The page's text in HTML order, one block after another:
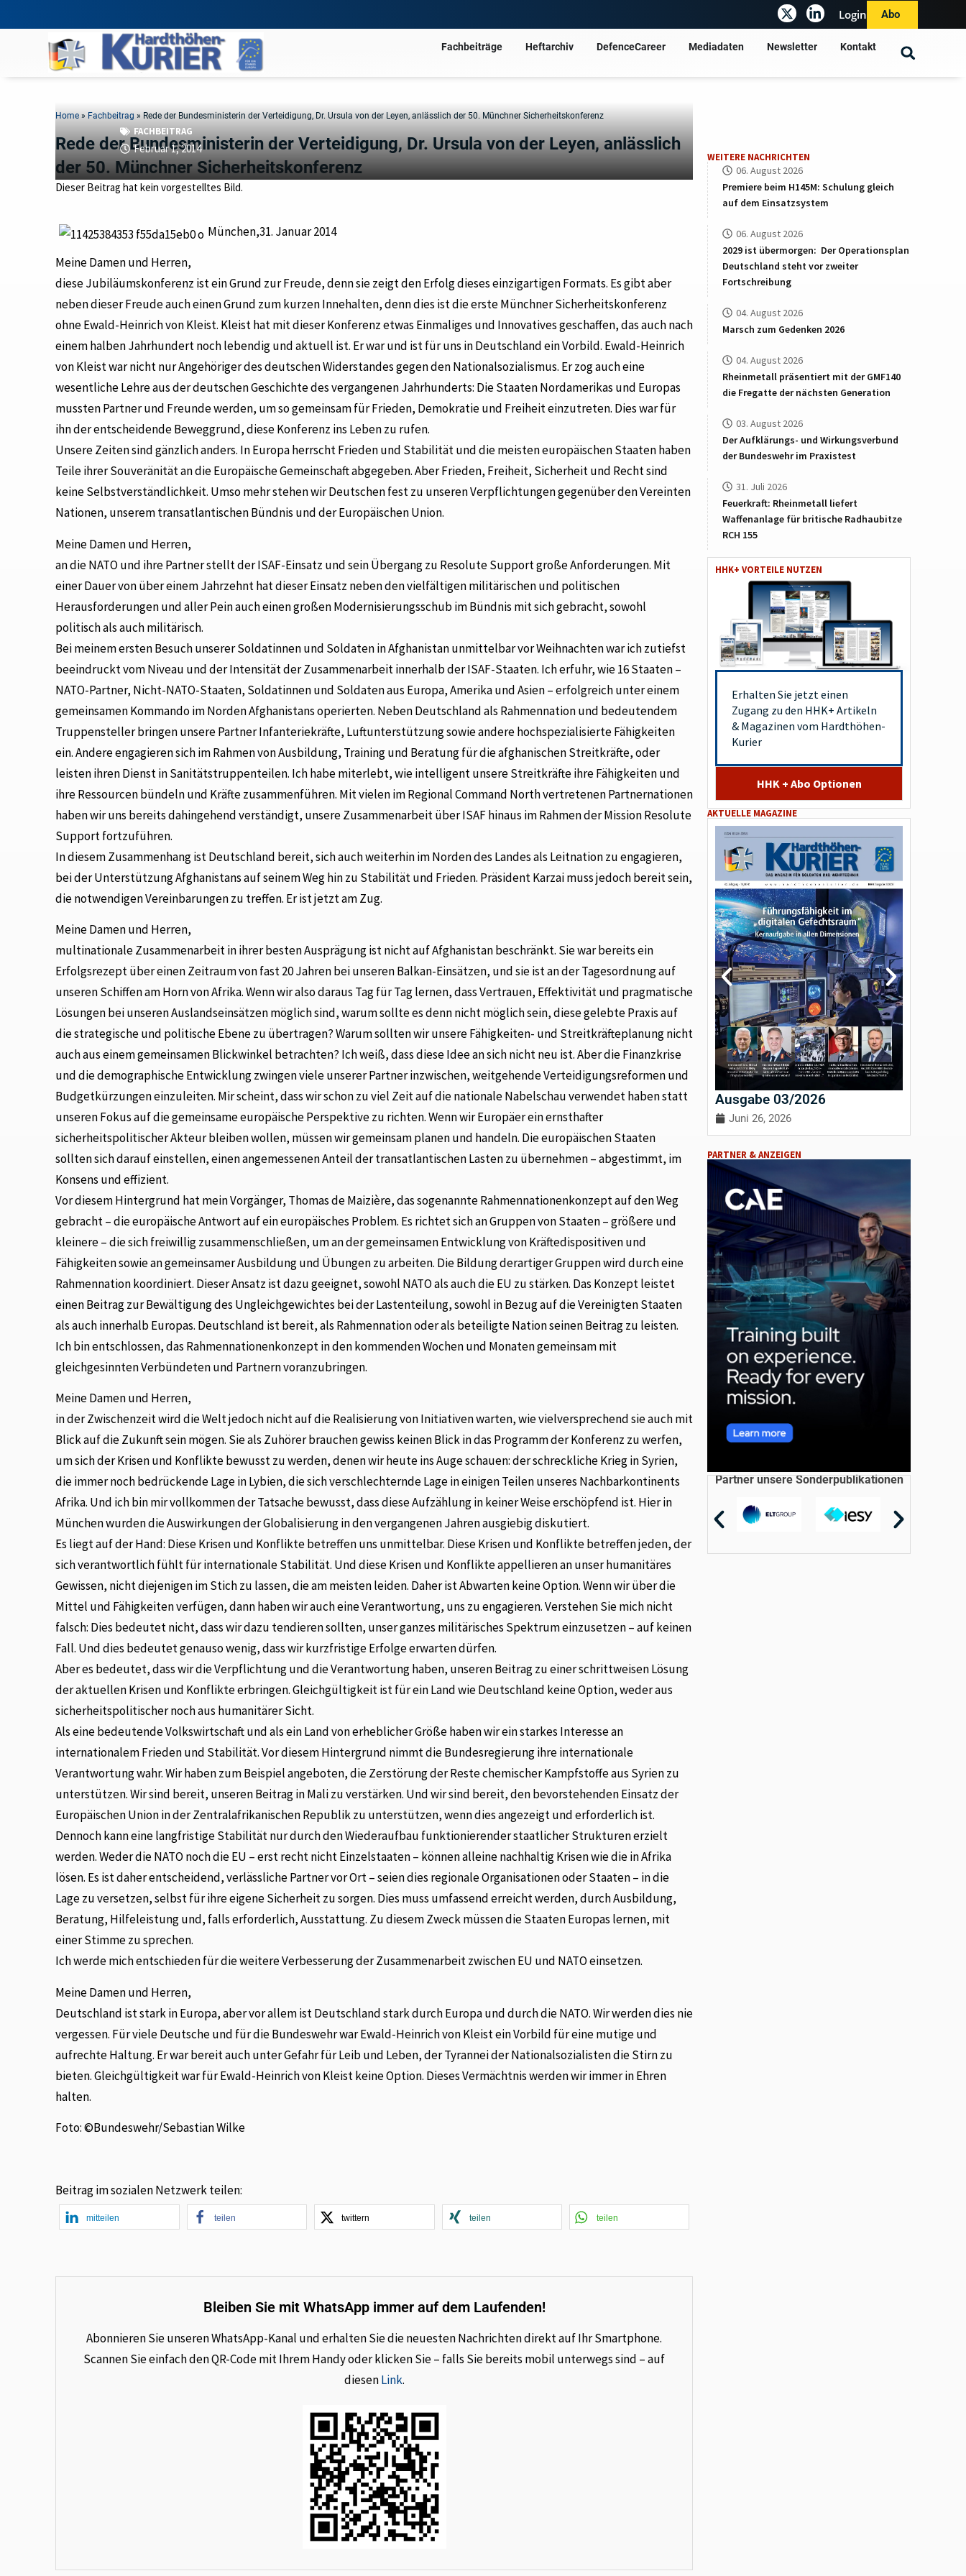
Login Abo
Fachbeiträge Heftarchiv DefenceCareer Mediadaten Newsletter Kontakt
Home » Fachbeitrag » Rede der Bundesministerin der Verteidigung, Dr. Ursula von der Leyen, anlässlich der 50. Münchner Sicherheitskonferenz
Rede der Bundesministerin der Verteidigung, Dr. Ursula von der Leyen, anlässlich
der 50. Münchner Sicherheitskonferenz
FACHBEITRAG
Februar 1, 2014
Dieser Beitrag hat kein vorgestelltes Bild.
München,31. Januar 2014
Meine Damen und Herren,
diese Jubiläumskonferenz ist ein Grund zur Freude, denn sie zeigt den Erfolg dieses einzigartigen Formats. Es gibt aber
neben dieser Freude auch einen Grund zum kurzen Innehalten, denn dies ist die erste Münchner Sicherheitskonferenz
ohne Ewald-Heinrich von Kleist. Kleist hat mit dieser Konferenz etwas Einmaliges und Innovatives geschaffen, das auch nach
einem halben Jahrhundert noch lebendig und aktuell ist. Er war und ist für uns in Deutschland ein Vorbild. Ewald-Heinrich
von Kleist war nicht nur Angehöriger des deutschen Widerstandes gegen den Nationalsozialismus. Er zog auch eine
wesentliche Lehre aus der deutschen Geschichte des vergangenen Jahrhunderts: Die Staaten Nordamerikas und Europas
mussten Partner und Freunde werden, um so gemeinsam für Frieden, Demokratie und Freiheit einzutreten. Dies war für
ihn der entscheidende Beweggrund, diese Konferenz ins Leben zu rufen.
Unsere Zeiten sind gänzlich anders. In Europa herrscht Frieden und Stabilität und die meisten europäischen Staaten haben
Teile ihrer Souveränität an die Europäische Gemeinschaft abgegeben. Aber Frieden, Freiheit, Sicherheit und Recht sind
keine Selbstverständlichkeit. Umso mehr stehen wir Deutschen fest zu unseren Verpflichtungen gegenüber den Vereinten
Nationen, unserem transatlantischen Bündnis und der Europäischen Union.
Meine Damen und Herren,
an die NATO und ihre Partner stellt der ISAF-Einsatz und sein Übergang zu Resolute Support große Anforderungen. Mit
einer Dauer von über einem Jahrzehnt hat dieser Einsatz neben den vielfältigen militärischen und politischen
Herausforderungen und aller Pein auch einen großen Modernisierungsschub im Bündnis mit sich gebracht, sowohl
politisch als auch militärisch.
Bei meinem ersten Besuch unserer Soldatinnen und Soldaten in Afghanistan unmittelbar vor Weihnachten war ich zutiefst
beeindruckt vom Niveau und der Intensität der Zusammenarbeit innerhalb der ISAF-Staaten. Ich erfuhr, wie 16 Staaten –
NATO-Partner, Nicht-NATO-Staaten, Soldatinnen und Soldaten aus Europa, Amerika und Asien – erfolgreich unter einem
gemeinsamen Kommando im Norden Afghanistans operierten. Neben Deutschland als Rahmennation und bedeutendem
Truppensteller bringen unsere Partner Infanteriekräfte, Luftunterstützung sowie andere hochspezialisierte Fähigkeiten
ein. Andere engagieren sich im Rahmen von Ausbildung, Training und Beratung für die afghanischen Streitkräfte, oder
leisten ihren Dienst in Sanitätstruppenteilen. Ich habe miterlebt, wie intelligent unsere Streitkräfte ihre Fähigkeiten und
ihre Ressourcen bündeln und Kräfte zusammenführen. Mit vielen im Regional Command North vertretenen Partnernationen
haben wir uns bereits dahingehend verständigt, unsere Zusammenarbeit über ISAF hinaus im Rahmen der Mission Resolute
Support fortzuführen.
In diesem Zusammenhang ist Deutschland bereit, sich auch weiterhin im Norden des Landes als Leitnation zu engagieren,
bei der Unterstützung Afghanistans auf seinem Weg hin zu Stabilität und Frieden. Präsident Karzai muss jedoch bereit sein,
die notwendigen Vereinbarungen zu treffen. Er ist jetzt am Zug.
Meine Damen und Herren,
multinationale Zusammenarbeit in ihrer besten Ausprägung ist nicht auf Afghanistan beschränkt. Sie war bereits ein
Erfolgsrezept über einen Zeitraum von fast 20 Jahren bei unseren Balkan-Einsätzen, und sie ist an der Tagesordnung auf
unseren Schiffen am Horn von Afrika. Wenn wir also daraus Tag für Tag lernen, dass Vertrauen, Effektivität und pragmatische
Lösungen bei unseren Auslandseinsätzen möglich sind, warum sollte es denn nicht möglich sein, diese gelebte Praxis auf
die strategische und politische Ebene zu übertragen? Warum sollten wir unsere Fähigkeiten- und Streitkräfteplanung nicht
auch aus einem gemeinsamen Blickwinkel betrachten? Ich weiß, dass diese Idee an sich nicht neu ist. Aber die Finanzkrise
und die demographische Entwicklung zwingen viele unserer Partner inzwischen, weitgehende Verteidigungsreformen und
Budgetkürzungen einzuleiten. Mir scheint, dass wir schon zu viel Zeit auf die nationale Nabelschau verwendet haben statt
unseren Fokus auf die gemeinsame europäische Perspektive zu richten. Wenn wir Europäer ein ernsthafter
sicherheitspolitischer Akteur bleiben wollen, müssen wir gemeinsam planen und handeln. Die europäischen Staaten
sollten sich darauf einstellen, einen angemessenen Anteil der transatlantischen Lasten zu übernehmen – abgestimmt, im
Konsens und effizient.
Vor diesem Hintergrund hat mein Vorgänger, Thomas de Maizière, das sogenannte Rahmennationenkonzept auf den Weg
gebracht – die europäische Antwort auf ein europäisches Problem. Es richtet sich an Gruppen von Staaten – größere und
kleinere – die sich freiwillig zusammenschließen, um an der gemeinsamen Entwicklung von Kräftedispositiven und
Fähigkeiten sowie an gemeinsamer Ausbildung und Übungen zu arbeiten. Die Bildung derartiger Gruppen wird durch eine
Rahmennation koordiniert. Dieser Ansatz ist dazu geeignet, sowohl NATO als auch die EU zu stärken. Das Konzept leistet
einen Beitrag zur Bewältigung des Ungleichgewichtes bei der Lastenteilung, sowohl in Bezug auf die Vereinigten Staaten
als auch innerhalb Europas. Deutschland ist bereit, als Rahmennation oder als beteiligte Nation seinen Beitrag zu leisten.
Ich bin entschlossen, das Rahmennationenkonzept in den kommenden Wochen und Monaten gemeinsam mit
gleichgesinnten Verbündeten und Partnern voranzubringen.
Meine Damen und Herren,
in der Zwischenzeit wird die Welt jedoch nicht auf die Realisierung von Initiativen warten, wie vielversprechend sie auch mit
Blick auf die Zukunft sein mögen. Sie als Zuhörer brauchen gewiss keinen Blick in das Programm der Konferenz zu werfen,
um sich der Krisen und Konflikte bewusst zu werden, denen wir heute ins Auge schauen: der schreckliche Krieg in Syrien,
die immer noch bedrückende Lage in Lybien, die sich verschlechternde Lage in einigen Teilen unseres Nachbarkontinents
Afrika. Und ich bin mir vollkommen der Tatsache bewusst, dass diese Aufzählung in keiner Weise erschöpfend ist. Hier in
München wurden die Auswirkungen der Globalisierung in den vergangenen Jahren ausgiebig diskutiert.
Es liegt auf der Hand: Diese Krisen und Konflikte betreffen uns unmittelbar. Diese Krisen und Konflikte betreffen jeden, der
sich verantwortlich fühlt für internationale Stabilität. Und diese Krisen und Konflikte appellieren an unser humanitäres
Gewissen, nicht diejenigen im Stich zu lassen, die am meisten leiden. Daher ist Abwarten keine Option. Wenn wir über die
Mittel und Fähigkeiten verfügen, dann haben wir auch eine Verantwortung, uns zu engagieren. Verstehen Sie mich nicht
falsch: Dies bedeutet nicht, dass wir dazu tendieren sollten, unser ganzes militärisches Spektrum einzusetzen – auf keinen
Fall. Und dies bedeutet genauso wenig, dass wir kurzfristige Erfolge erwarten dürfen.
Aber es bedeutet, dass wir die Verpflichtung und die Verantwortung haben, unseren Beitrag zu einer schrittweisen Lösung
der aktuellen Krisen und Konflikte erbringen. Gleichgültigkeit ist für ein Land wie Deutschland keine Option, weder aus
sicherheitspolitischer noch aus humanitärer Sicht.
Als eine bedeutende Volkswirtschaft und als ein Land von erheblicher Größe haben wir ein starkes Interesse an
internationalem Frieden und Stabilität. Vor diesem Hintergrund nimmt die Bundesregierung ihre internationale
Verantwortung wahr. Wir haben zum Beispiel angeboten, die Zerstörung der Reste chemischer Kampfstoffe aus Syrien zu
unterstützen. Wir sind bereit, unseren Beitrag in Mali zu verstärken. Und wir sind bereit, den bevorstehenden Einsatz der
Europäischen Union in der Zentralafrikanischen Republik zu unterstützen, wenn dies angezeigt und erforderlich ist.
Dennoch kann eine langfristige Stabilität nur durch den Wiederaufbau funktionierender staatlicher Strukturen erzielt
werden. Weder die NATO noch die EU – erst recht nicht Einzelstaaten – können alleine nachhaltig Krisen wie die in Afrika
lösen. Es ist daher entscheidend, verlässliche Partner vor Ort – seien dies regionale Organisationen oder Staaten – in die
Lage zu versetzen, selbst für ihre eigene Sicherheit zu sorgen. Dies muss umfassend erreicht werden, durch Ausbildung,
Beratung, Hilfeleistung und, falls erforderlich, Ausstattung. Zu diesem Zweck müssen die Staaten Europas lernen, mit
einer Stimme zu sprechen.
Ich werde mich entschieden für die weitere Verbesserung der Zusammenarbeit zwischen EU und NATO einsetzen.
Meine Damen und Herren,
Deutschland ist stark in Europa, aber vor allem ist Deutschland stark durch Europa und durch die NATO. Wir werden dies nie
vergessen. Für viele Deutsche und für die Bundeswehr war Ewald-Heinrich von Kleist ein Vorbild für eine mutige und
aufrechte Haltung. Er war bereit auch unter Gefahr für Leib und Leben, der Tyrannei der Nationalsozialisten die Stirn zu
bieten. Gleichgültigkeit war für Ewald-Heinrich von Kleist keine Option. Dieses Vermächtnis werden wir immer in Ehren
halten.
Foto: ©Bundeswehr/Sebastian Wilke
Beitrag im sozialen Netzwerk teilen:
mitteilen teilen twittern teilen teilen
Bleiben Sie mit WhatsApp immer auf dem Laufenden!
Abonnieren Sie unseren WhatsApp-Kanal und erhalten Sie die neuesten Nachrichten direkt auf Ihr Smartphone.
Scannen Sie einfach den QR-Code mit Ihrem Handy oder klicken Sie – falls Sie bereits mobil unterwegs sind – auf
diesenLink.
WEITERE NACHRICHTEN
06. August 2026
Premiere beim H145M: Schulung gleich
auf dem Einsatzsystem
06. August 2026
2029 ist übermorgen: Der Operationsplan
Deutschland steht vor zweiter
Fortschreibung
04. August 2026
Marsch zum Gedenken 2026
04. August 2026
Rheinmetall präsentiert mit der GMF140
die Fregatte der nächsten Generation
03. August 2026
Der Aufklärungs- und Wirkungsverbund
der Bundeswehr im Praxistest
31. Juli 2026
Feuerkraft: Rheinmetall liefert
Waffenanlage für britische Radhaubitze
RCH 155
HHK+ VORTEILE NUTZEN
Erhalten Sie jetzt einen
Zugang zu den HHK+ Artikeln
& Magazinen vom Hardthöhen-
Kurier
HHK + Abo Optionen
AKTUELLE MAGAZINE
Ausgabe 03/2026
Juni 26, 2026
PARTNER & ANZEIGEN
Partner unsere Sonderpublikationen